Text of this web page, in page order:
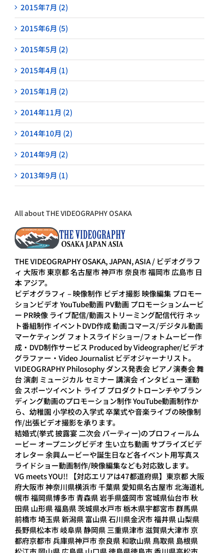
2015年7月 (2)
2015年6月 (5)
2015年5月 (2)
2015年4月 (1)
2015年1月 (2)
2014年11月 (2)
2014年10月 (2)
2014年9月 (2)
2013年9月 (1)
All about THE VIDEOGRAPHY OSAKA
THE VIDEOGRAPHY OSAKA, JAPAN, ASIA / ビデオグラフ
ィ 大阪市 東京都 名古屋市 神戸市 奈良市 福岡市 広島市 日
本 アジア。
ビデオグラフィ – 映像制作 ビデオ撮影 映像編集 プロモー
ションビデオ YouTube動画 PV動画 プロモーションムービ
ー PR映像 ライブ配信/動画ストリーミング配信代行 ネッ
ト番組制作 イベントDVD作成 動画コマース/デジタル動画
マーケティング フォトスライドショー/フォトムービー作
成・DVD制作サービス Produced by Videographer/ビデオ
グラファー・Video Journalist ビデオジャーナリスト。
VIDEOGRAPHY Philosophy ダンス発表会 ピアノ演奏会 舞
台 演劇 ミュージカル セミナー 講演会 インタビュー 運動
会 スポーツイベント ライブ プロダクトローンチやブラン
ディング動画のプロモーション制作 YouTube動画制作か
ら、幼稚園 小学校の入学式 卒業式や音楽ライブの映像制
作/出張ビデオ撮影を承ります。
結婚式(挙式 披露宴 二次会 パーティー)のプロフィールム
ービー オープニングビデオ 生い立ち動画 サプライズビデ
オレター 余興ムービーや誕生日など各イベント用写真ス
ライドショー動画制作/映像編集なども対応致します。
VG meets YOU!! 【対応エリアは47都道府県】東京都 大阪
府大阪市 神奈川県横浜市 千葉県 愛知県名古屋市 北海道札
幌市 福岡県博多市 青森県 岩手県盛岡市 宮城県仙台市 秋
田県 山形県 福島県 茨城県水戸市 栃木県宇都宮市 群馬県
前橋市 埼玉県 新潟県 富山県 石川県金沢市 福井県 山梨県
長野県松本市 岐阜県 静岡県 三重県津市 滋賀県大津市 京
都府京都市 兵庫県神戸市 奈良県 和歌山県 鳥取県 島根県